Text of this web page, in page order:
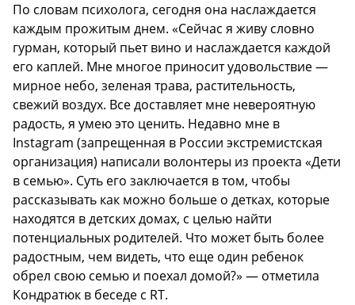
По словам психолога, сегодня она наслаждается
каждым прожитым днем. «Сейчас я живу словно
гурман, который пьет вино и наслаждается каждой
его каплей. Мне многое приносит удовольствие —
мирное небо, зеленая трава, растительность,
свежий воздух. Все доставляет мне невероятную
радость, я умею это ценить. Недавно мне в
Instagram (запрещенная в России экстремистская
организация) написали волонтеры из проекта «Дети
в семью». Суть его заключается в том, чтобы
рассказывать как можно больше о детках, которые
находятся в детских домах, с целью найти
потенциальных родителей. Что может быть более
радостным, чем видеть, что еще один ребенок
обрел свою семью и поехал домой?» — отметила
Кондратюк в беседе с RT.